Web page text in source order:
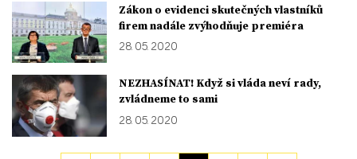
Zákon o evidenci skutečných vlastníků
firem nadále zvýhodňuje premiéra
28. 05. 2020
NEZHASÍNAT! Když si vláda neví rady,
zvládneme to sami
28. 05. 2020